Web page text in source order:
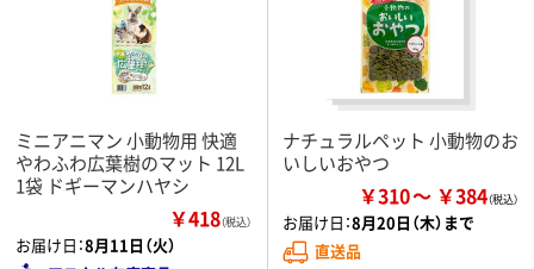
ミニアニマン 小動物用 快適
やわふわ広葉樹のマット 12L
1袋 ドギーマンハヤシ
￥418（税込）
お届け日：8月11日（火）
ナチュラルペット 小動物のお
いしいおやつ
￥310 ￥384
お届け日：8月20日（木）まで
直送品